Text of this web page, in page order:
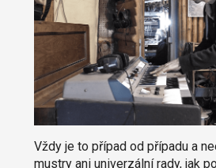
Vždy je to případ od případu a
mustry ani univerzální rady, jak